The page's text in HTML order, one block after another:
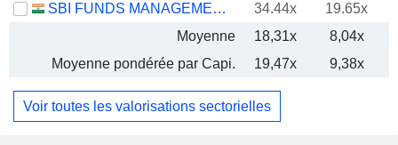
SBI FUNDS MANAGEMENT LIMITED
34.44x 19.65x
Moyenne
18,31x 8,04x
Moyenne pondérée par Capi.
19,47x 9,38x
Voir toutes les valorisations sectorielles